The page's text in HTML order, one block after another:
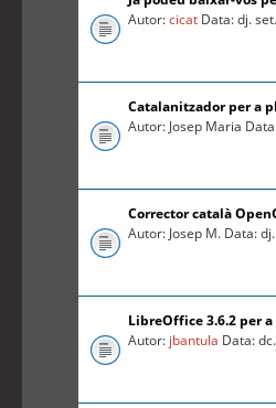
Autor:cicat Data: dj.
Catalanitzador per a
Autor: Josep Maria
Corrector català
Autor: Josep M. Data:
LibreOffice 3.6.2 per
Autor: jbantula Data: